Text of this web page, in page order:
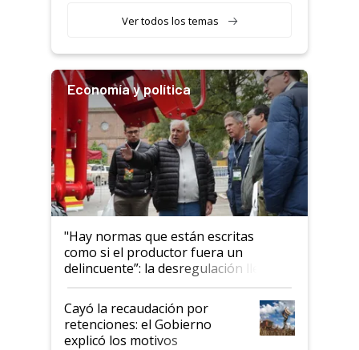
Ver todos los temas
Economía y política
"Hay normas que están escritas
como si el productor fuera un
delincuente”: la desregulación llegó
al Congreso Aapresid y hasta se
habló del financiamiento al IPCVA
Cayó la recaudación por
retenciones: el Gobierno
explicó los motivos